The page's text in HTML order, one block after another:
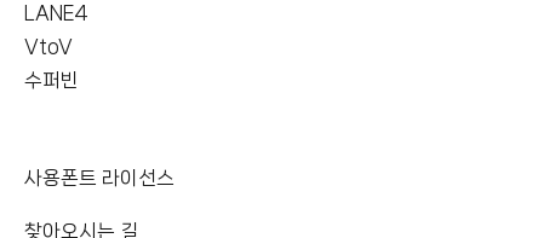
LANE4
VtoV
수퍼빈
사용폰트 라이선스
찾아오시는 길